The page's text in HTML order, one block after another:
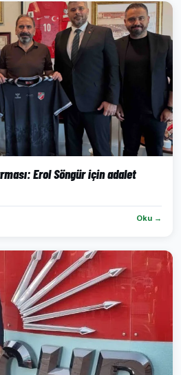
Erol Söngür için adalet
Oku →